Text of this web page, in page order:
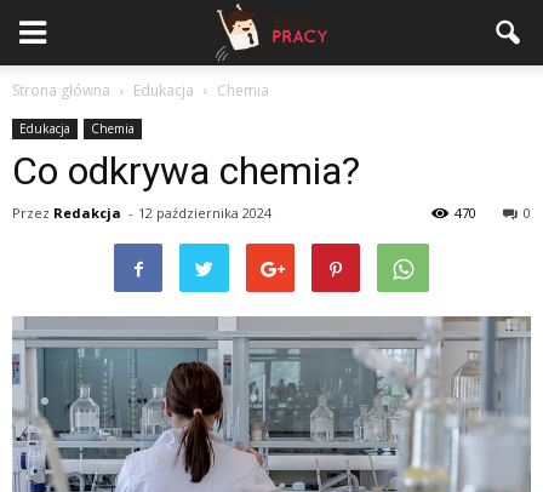
Strona główna Edukacja Chemia
Edukacja Chemia
Co odkrywa chemia?
Przez Redakcja - 12 października 2024 0
470